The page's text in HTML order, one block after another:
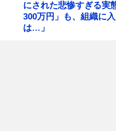
にされた悲惨すぎる
300万円」も、組織に
は…」